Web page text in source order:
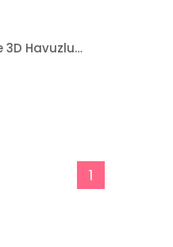
Bmw X4 2014-2018 Rizline 3D Havuzlu BEJ Paspas
1